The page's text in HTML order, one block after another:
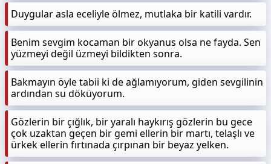
Duygular asla eceliyle ölmez, mutlaka bir katili vardır.
Benim sevgim kocaman bir okyanus olsa ne fayda. Sen
yüzmeyi değil üzmeyi bildikten sonra.
Bakmayın öyle tabii ki de ağlamıyorum, giden sevgilinin
ardından su döküyorum.
Gözlerin bir çığlık, bir yaralı haykırış gözlerin bu gece
çok uzaktan geçen bir gemi ellerin bir martı, telaşlı ve
ürkek ellerin fırtınada çırpınan bir beyaz yelken.